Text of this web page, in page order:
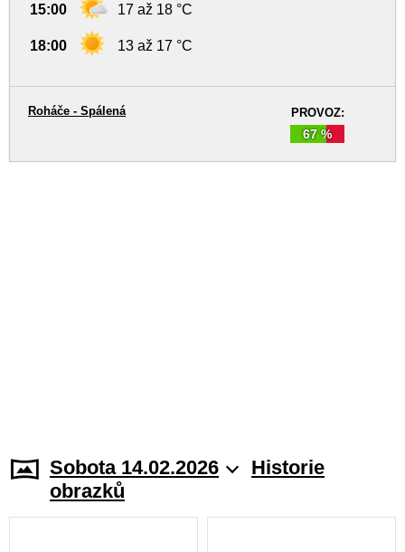
15:00 17 až 18 °C
18:00 13 až 17 °C
PROVOZ:
67 %
Roháče - Spálená
Sobota 14.02.2026
Historie
obrazků